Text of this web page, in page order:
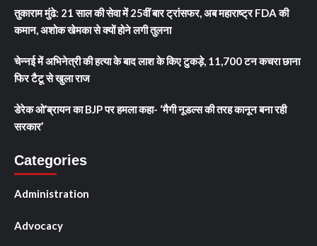
तुकाराम मुंढे: 21 साल की सेवा में 25वीं बार ट्रांसफर, अब महाराष्ट्र FDA की
कमान, अशोक खेमका से क्यों होने लगी तुलना
चेन्नई में अभिनेत्री की हत्या के बाद लाश के किए टुकड़े, 11,700 टन कचरा छाना
फिर टैटू से खुला राज
डेरेक ओ’ब्रायन का BJP पर हमला कहा- ‘मैगी नूडल्स की तरह कानून बना रही
सरकार’
Categories
Administration
Advocacy